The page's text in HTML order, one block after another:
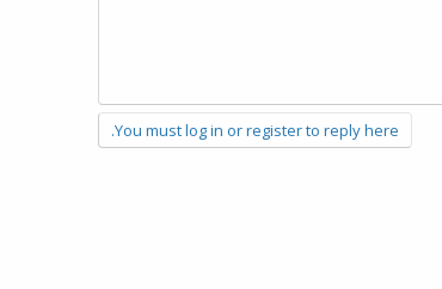
You must log in or register to reply here.